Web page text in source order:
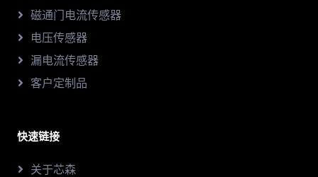
磁通门电流传感器
电压传感器
漏电流传感器
客户定制品
快速链接
关于芯森